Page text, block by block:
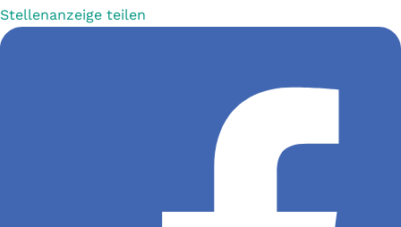
Stellenanzeige teilen